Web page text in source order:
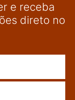
e receba
direto no